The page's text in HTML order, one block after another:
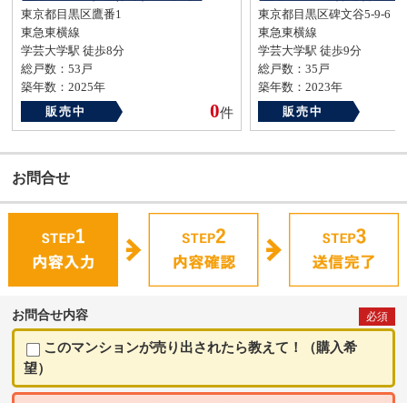
東京都目黒区鷹番1
東急東横線
学芸大学駅 徒歩8分
総戸数：53戸
築年数：2025年
販売中
0件
東京都目黒区碑文谷5-9-6
東急東横線
学芸大学駅 徒歩9分
総戸数：35戸
築年数：2023年
販売中
お問合せ
お問合せ内容 必須
このマンションが売り出されたら教えて！（購入希
望）